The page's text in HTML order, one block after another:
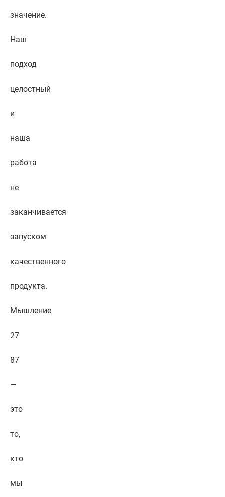
значение.
Наш
подход
целостный
и
наша
работа
не
заканчивается
запуском
качественного
продукта.
Мышление
27
87
—
это
то,
кто
мы